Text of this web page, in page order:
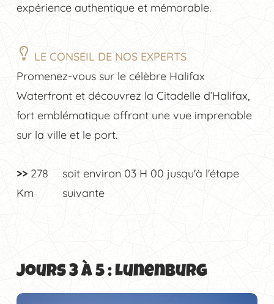
expérience authentique et mémorable.
LE CONSEIL DE NOS EXPERTS
Promenez-vous sur le célèbre Halifax
Waterfront et découvrez la Citadelle d’Halifax,
fort emblématique offrant une vue imprenable
sur la ville et le port.
>> 278
Km
soit environ 03 H 00 jusqu'à l'étape
suivante
Jours 3 à 5 : Lunenburg